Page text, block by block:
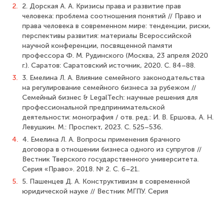
2. 2. Дорская А. А. Кризисы права и развитие прав
человека: проблема соотношения понятий // Право и
права человека в современном мире: тенденции, риски,
перспективы развития: материалы Всероссийской
научной конференции, посвященной памяти
профессора Ф. М. Рудинского (Москва, 23 апреля 2020
г.). Саратов: Саратовский источник, 2020. С. 84–88.
3. 3. Емелина Л. А. Влияние семейного законодательства
на регулирование семейного бизнеса за рубежом //
Семейный бизнес & LegalTech: научные решения для
профессиональной предпринимательской
деятельности: монография / отв. ред.: И. В. Ершова, А. Н.
Левушкин. М.: Проспект, 2023. С. 525–536.
4. 4. Емелина Л. А. Вопросы применения брачного
договора в отношении бизнеса одного из супругов //
Вестник Тверского государственного университета.
Серия «Право». 2018. № 2. С. 6–21.
5. 5. Пашенцев Д. А. Конструктивизм в современной
юридической науке // Вестник МГПУ. Серия